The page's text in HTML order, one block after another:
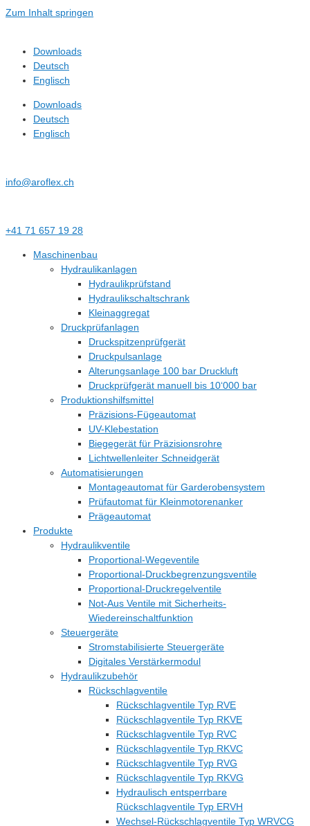
Zum Inhalt springen
Downloads
Deutsch
Englisch
Downloads
Deutsch
Englisch
info@aroflex.ch
+41 71 657 19 28
Maschinenbau
Hydraulikanlagen
Hydraulikprüfstand
Hydraulikschaltschrank
Kleinaggregat
Druckprüfanlagen
Druckspitzenprüfgerät
Druckpulsanlage
Alterungsanlage 100 bar Druckluft
Druckprüfgerät manuell bis 10‘000 bar
Produktionshilfsmittel
Präzisions-Fügeautomat
UV-Klebestation
Biegegerät für Präzisionsrohre
Lichtwellenleiter Schneidgerät
Automatisierungen
Montageautomat für Garderobensystem
Prüfautomat für Kleinmotorenanker
Prägeautomat
Produkte
Hydraulikventile
Proportional-Wegeventile
Proportional-Druckbegrenzungsventile
Proportional-Druckregelventile
Not-Aus Ventile mit Sicherheits-
Wiedereinschaltfunktion
Steuergeräte
Stromstabilisierte Steuergeräte
Digitales Verstärkermodul
Hydraulikzubehör
Rückschlagventile
Rückschlagventile Typ RVE
Rückschlagventile Typ RKVE
Rückschlagventile Typ RVC
Rückschlagventile Typ RKVC
Rückschlagventile Typ RVG
Rückschlagventile Typ RKVG
Hydraulisch entsperrbare
Rückschlagventile Typ ERVH
Wechsel-Rückschlagventile Typ WRVCG